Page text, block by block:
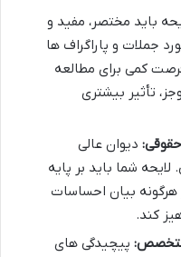
باید مختصر، مفید و
جملات و پاراگراف ها
کمی برای مطالعه
تأثیر بیشتری
دیوان عالی
شما باید بر پایه
بیان احساسات
کند.
متخصص: پیچیدگی های